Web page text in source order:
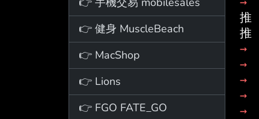
👉 健身 MuscleBeach
👉 MacShop
👉 Lions
👉 FGO FATE_GO
推
推
→
→
→
→
→